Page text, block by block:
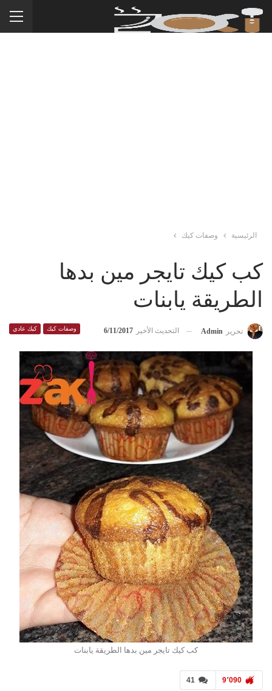
الرئيسية وصفات كيك
كب كيك تايجر مين بدها
الطريقة يابنات
وصفات كيك كيك عادي تحرير Admin التحديث الأخير 6/11/2017
كب كيك تايجر مين بدها الطريقة يابنات
41 9٬090